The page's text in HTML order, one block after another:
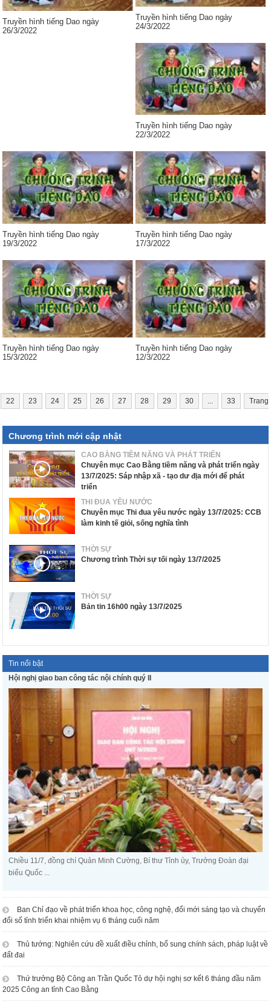
Truyền hình tiếng Dao ngày
26/3/2022
Truyền hình tiếng Dao ngày
24/3/2022
Truyền hình tiếng Dao ngày
22/3/2022
Truyền hình tiếng Dao ngày
19/3/2022
Truyền hình tiếng Dao ngày
17/3/2022
Truyền hình tiếng Dao ngày
15/3/2022
Truyền hình tiếng Dao ngày
12/3/2022
22 23 24 25 26 27 28 29 30 ... 33 Trang
Chương trình mới cập nhật
CAO BẰNG TIỀM NĂNG VÀ PHÁT TRIỂN
Chuyên mục Cao Bằng tiềm năng và phát triển ngày
13/7/2025: Sáp nhập xã - tạo dư địa mới để phát
triển
THI ĐUA YÊU NƯỚC
Chuyên mục Thi đua yêu nước ngày 13/7/2025: CCB
làm kinh tế giỏi, sống nghĩa tình
THỜI SỰ
Chương trình Thời sự tối ngày 13/7/2025
THỜI SỰ
Bản tin 16h00 ngày 13/7/2025
Tin nổi bật
Hội nghị giao ban công tác nội chính quý II
Chiều 11/7, đồng chí Quản Minh Cường, Bí thư Tỉnh ủy, Trưởng Đoàn đại
biểu Quốc ...
Ban Chỉ đạo về phát triển khoa học, công nghệ, đổi mới sáng tạo và chuyển
đổi số tỉnh triển khai nhiệm vụ 6 tháng cuối năm
Thủ tướng: Nghiên cứu đề xuất điều chỉnh, bổ sung chính sách, pháp luật về
đất đai
Thứ trưởng Bộ Công an Trần Quốc Tỏ dự hội nghị sơ kết 6 tháng đầu năm
2025 Công an tỉnh Cao Bằng